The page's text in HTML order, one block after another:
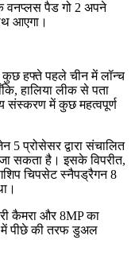
वनप्लस पैड गो 2 अपने
आएगा।
हफ्ते पहले चीन में लॉन्च
हालिया लीक से पता
संस्करण में कुछ महत्वपूर्ण
प्रोसेसर द्वारा संचालित
सकता है। इसके विपरीत,
चिपसेट स्नैपड्रैगन 8
कैमरा और 8MP का
में पीछे की तरफ डुअल